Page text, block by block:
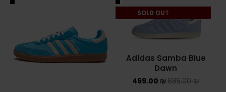
SOLD OUT
Adidas Samba Blue
Dawn
685.00₪
469.00 ₪